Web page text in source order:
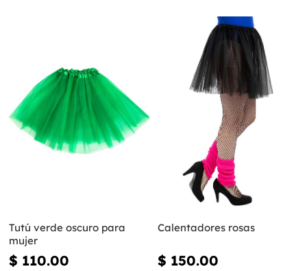
Tutú verde oscuro para
mujer
$ 110.00
Calentadores rosas
$ 150.00